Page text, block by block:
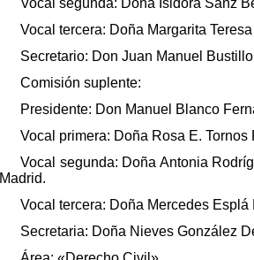
Vocal segunda: Doña Isidora Sanz
Vocal tercera: Doña Margarita
Secretario: Don Juan Manuel
Comisión suplente:
Presidente: Don Manuel Blanco
Vocal primera: Doña Rosa E.
Vocal segunda: Doña Antonia
Madrid.
Vocal tercera: Doña Mercedes
Secretaria: Doña Nieves González